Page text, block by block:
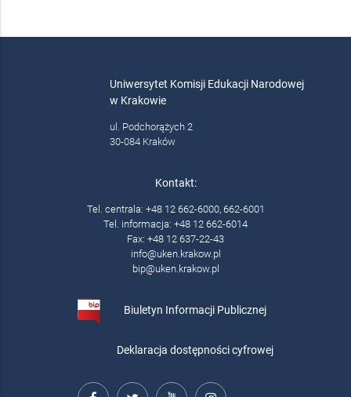
Uniwersytet Komisji Edukacji Narodowej
w Krakowie
ul. Podchorążych 2
30-084 Kraków
Kontakt:
Tel. centrala: +48 12 662-6000, 662-6001
Tel. informacja: +48 12 662-6014
Fax: +48 12 637-22-43
info@uken.krakow.pl
bip@uken.krakow.pl
Biuletyn Informacji Publicznej
Deklaracja dostępności cyfrowej